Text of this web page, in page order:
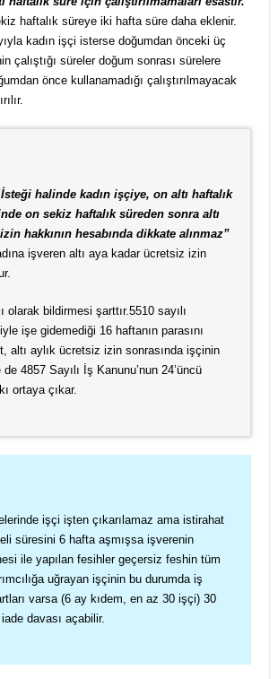
haftalık süreye iki hafta süre daha eklenir.
kadın işçi isterse doğumdan önceki üç
çalıştığı süreler doğum sonrası sürelere
önce kullanamadığı çalıştırılmayacak
halinde kadın işçiye, on altı haftalık
on sekiz haftalık süreden sonra altı
hakkının hesabında dikkate alınmaz”
işveren altı aya kadar ücretsiz izin
olarak bildirmesi şarttır.5510 sayılı
işe gidemediği 16 haftanın parasını
altı aylık ücretsiz izin sonrasında işçinin
4857 Sayılı İş Kanunu’nun 24’üncü
ortaya çıkar.
işçi işten çıkarılamaz ama istirahat
süresini 6 hafta aşmışsa işverenin
ile yapılan fesihler geçersiz feshin tüm
uğrayan işçinin bu durumda iş
varsa (6 ay kıdem, en az 30 işçi) 30
davası açabilir.